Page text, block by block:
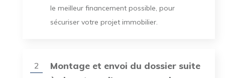
le meilleur financement possible, pour
sécuriser votre projet immobilier.
2
Montage et envoi du dossier suite